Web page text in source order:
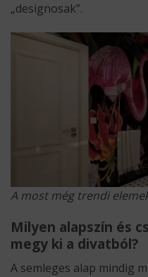
„designosak”.
A most még trendi
Milyen alapszín és
megy ki a divatból?
A semleges alap mindig